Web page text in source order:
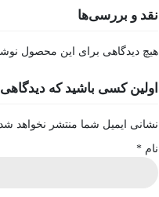
نقد و بررسی‌ها
هیچ دیدگاهی برای این محصول
اولین کسی باشید که
نشانی ایمیل شما منتشر نخواهد شد.
نام *